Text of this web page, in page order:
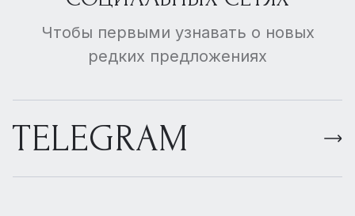
Чтобы первыми узнавать о новых
редких предложениях
TELEGRAM